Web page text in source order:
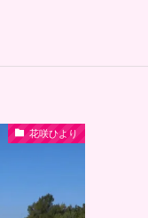
花咲ひより